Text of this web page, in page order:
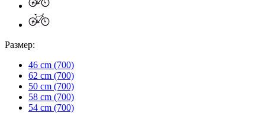
Размер:
46 cm (700)
62 cm (700)
50 cm (700)
58 cm (700)
54 cm (700)